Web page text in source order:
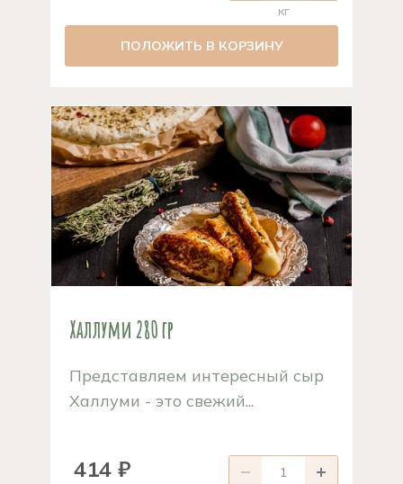
кг
ПОЛОЖИТЬ В КОРЗИНУ
Халлуми 280 гр
Представляем интересный сыр
Халлуми - это свежий...
414 ₽